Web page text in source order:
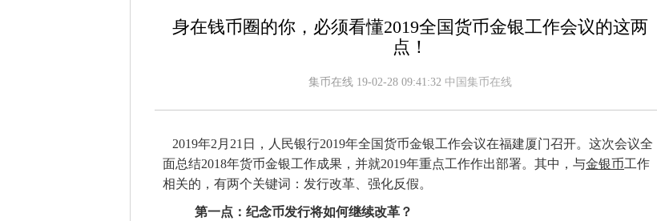
身在钱币圈的你，必须看懂2019全国货币金银工作会议的这两
点！
集币在线 19-02-28 09:41:32 中国集币在线
2019年2月21日，人民银行2019年全国货币金银工作会议在福建厦门召开。这次会议全
面总结2018年货币金银工作成果，并就2019年重点工作作出部署。其中，与金银币工作
相关的，有两个关键词：发行改革、强化反假。
第一点：纪念币发行将如何继续改革？